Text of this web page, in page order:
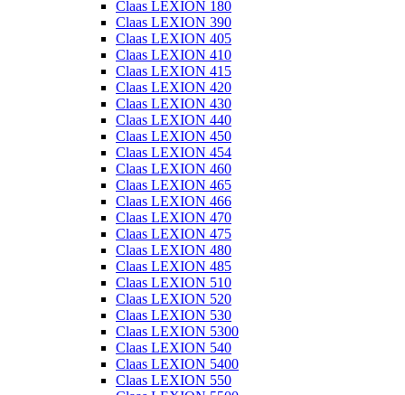
Claas LEXION 180
Claas LEXION 390
Claas LEXION 405
Claas LEXION 410
Claas LEXION 415
Claas LEXION 420
Claas LEXION 430
Claas LEXION 440
Claas LEXION 450
Claas LEXION 454
Claas LEXION 460
Claas LEXION 465
Claas LEXION 466
Claas LEXION 470
Claas LEXION 475
Claas LEXION 480
Claas LEXION 485
Claas LEXION 510
Claas LEXION 520
Claas LEXION 530
Claas LEXION 5300
Claas LEXION 540
Claas LEXION 5400
Claas LEXION 550